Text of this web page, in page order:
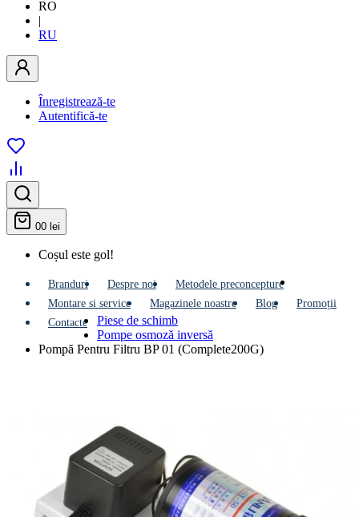
RO
|
RU
Înregistrează-te
Autentifică-te
00 lei
Coșul este gol!
Branduri Despre noi
Metodele preconcepture
Montare si service
Мagazinele noastre Blog
Promoții
Contacte
Piese de schimb
Pompe osmoză inversă
Pompă Pentru Filtru BP 01 (Complete200G)